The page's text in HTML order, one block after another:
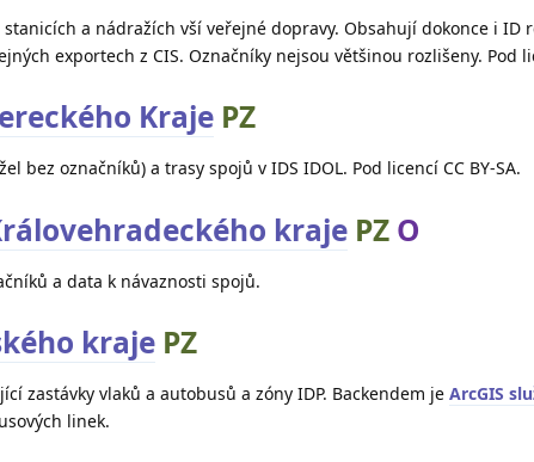
stanicích a nádražích vší veřejné dopravy. Obsahují dokonce i ID
exportech z CIS. Označníky nejsou většinou rozlišeny. Pod
Kraje PZ
bez označníků) a trasy spojů v IDS IDOL. Pod licencí CC BY-SA.
kraje PZ O
a data k návaznosti spojů.
kraje PZ
zastávky vlaků a autobusů a zóny IDP. Backendem je ArcGIS
linek.